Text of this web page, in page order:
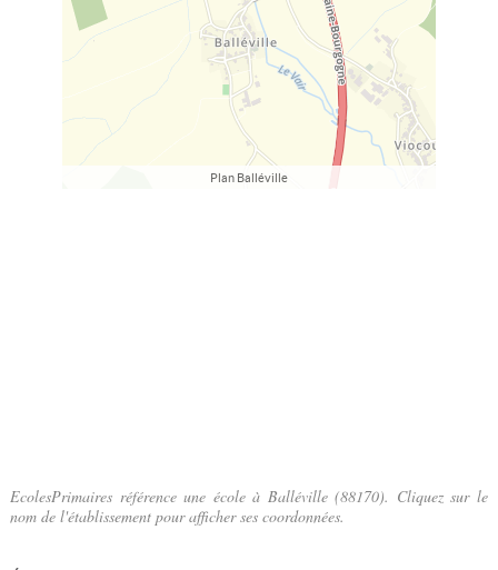
Plan Balléville
EcolesPrimaires référence une école à Balléville (88170). Cliquez sur le
nom de l'établissement pour afficher ses coordonnées.